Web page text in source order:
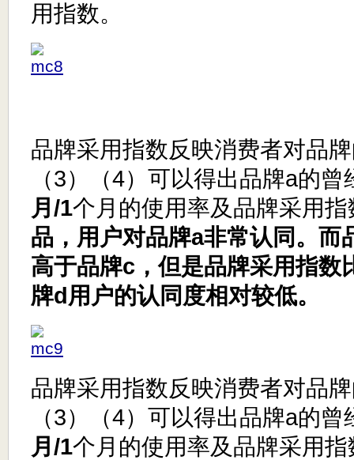
用指数。
品牌采用指数反映消费者对品
（3）（4）可以得出品牌a的
月/1个月的使用率及品牌采用指
品，用户对品牌a非常认同。而
高于品牌c，但是品牌采用指数
牌d用户的认同度相对较低。
品牌采用指数反映消费者对品
（3）（4）可以得出品牌a的
月/1个月的使用率及品牌采用指